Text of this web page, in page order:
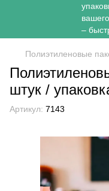
Полиэтиленовые
штук /
Артикул: 7143